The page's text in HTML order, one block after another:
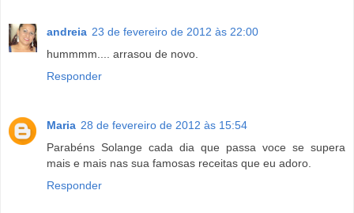
andreia 23 de fevereiro de 2012 às 22:00
hummmm.... arrasou de novo.
Responder
Maria 28 de fevereiro de 2012 às 15:54
Parabéns Solange cada dia que passa voce se supera
mais e mais nas sua famosas receitas que eu adoro.
Responder